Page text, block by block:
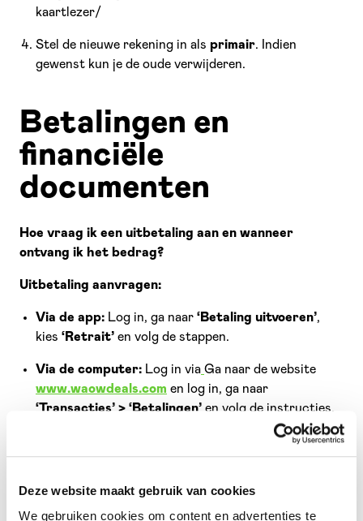
Deze website maakt gebruik van cookies
We gebruiken cookies om content en advertenties te
kaartlezer/
Stel de nieuwe rekening in als primair. Indien
gewenst kun je de oude verwijderen.
Betalingen en
financiële
documenten
Hoe vraag ik een uitbetaling aan en wanneer
ontvang ik het bedrag?
Uitbetaling aanvragen:
Via de app: Log in, ga naar ‘Betaling uitvoeren’,
kies ‘Retrait’ en volg de stappen.
Via de computer: Log in via Ga naar de website
www.waowdeals.com en log in, ga naar
‘Transacties’ > ‘Betalingen’ en volg de instructies.
Betalingen worden doorgaans binnen24
tot 48 uurverwerkt, afhankelijk van je bank en